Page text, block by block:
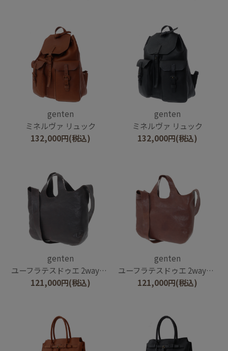
genten
ミネルヴァ リュック
132,000円(税込)
genten
ミネルヴァ リュック
132,000円(税込)
genten
ユーフラテスドゥエ 2wayショルダーバッグ
121,000円(税込)
genten
ユーフラテスドゥエ 2wayショルダーバッグ
121,000円(税込)